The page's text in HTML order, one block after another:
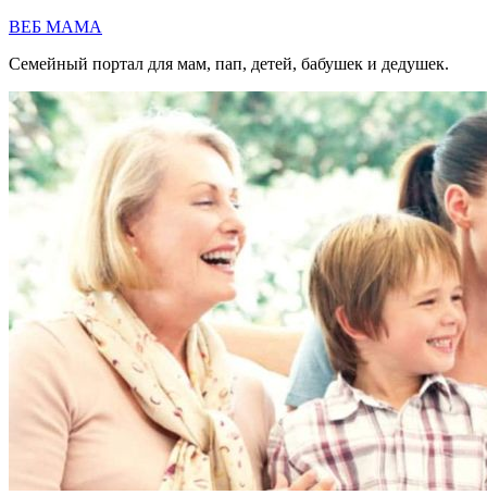
Перейти
содержимому
ВЕБ МАМА
Семейный портал для мам, пап, детей, бабушек и дедушек.